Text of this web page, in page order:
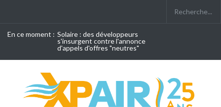
En ce moment : Solaire : des développeurs
s'insurgent contre l'annonce
d'appels d'offres "neutres"